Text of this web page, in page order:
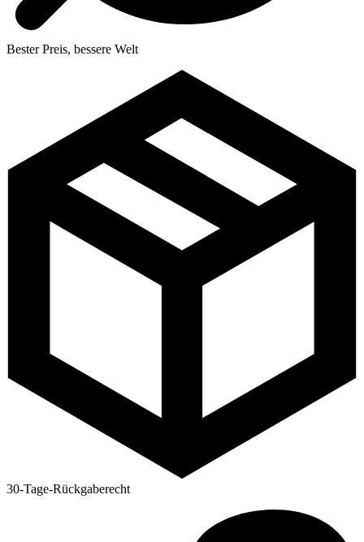
Bester Preis, bessere Welt
30-Tage-Rückgaberecht